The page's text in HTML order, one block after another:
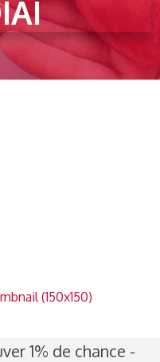
(150x150)
1% de chance -